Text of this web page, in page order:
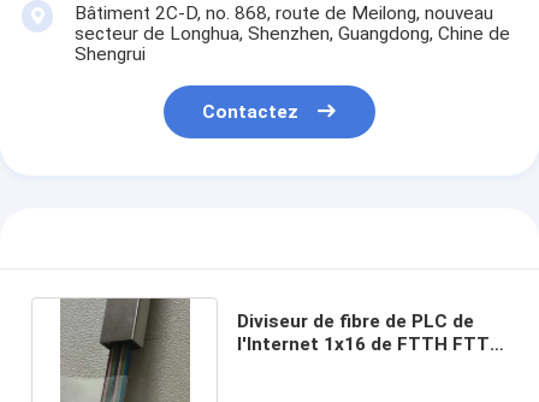
Bâtiment 2C-D, no. 868, route de Meilong, nouveau
secteur de Longhua, Shenzhen, Guangdong, Chine de
Shengrui
Contactez
Diviseur de fibre de PLC de
l'Internet 1x16 de FTTH FTTX